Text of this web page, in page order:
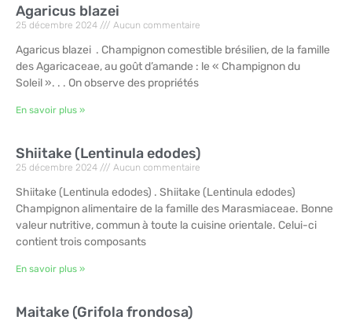
Agaricus blazei
25 décembre 2024 Aucun commentaire
Agaricus blazei . Champignon comestible brésilien, de la famille
des Agaricaceae, au goût d’amande : le « Champignon du
Soleil ». . . On observe des propriétés
En savoir plus »
Shiitake (Lentinula edodes)
25 décembre 2024 Aucun commentaire
Shiitake (Lentinula edodes) . Shiitake (Lentinula edodes)
Champignon alimentaire de la famille des Marasmiaceae. Bonne
valeur nutritive, commun à toute la cuisine orientale. Celui-ci
contient trois composants
En savoir plus »
Maitake (Grifola frondosa)